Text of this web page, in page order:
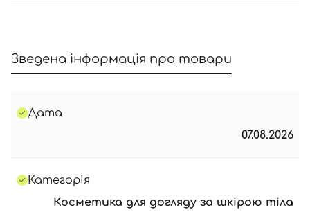
Зведена інформація про товари
Дата
07.08.2026
Категорія
Косметика для догляду за шкірою тіла